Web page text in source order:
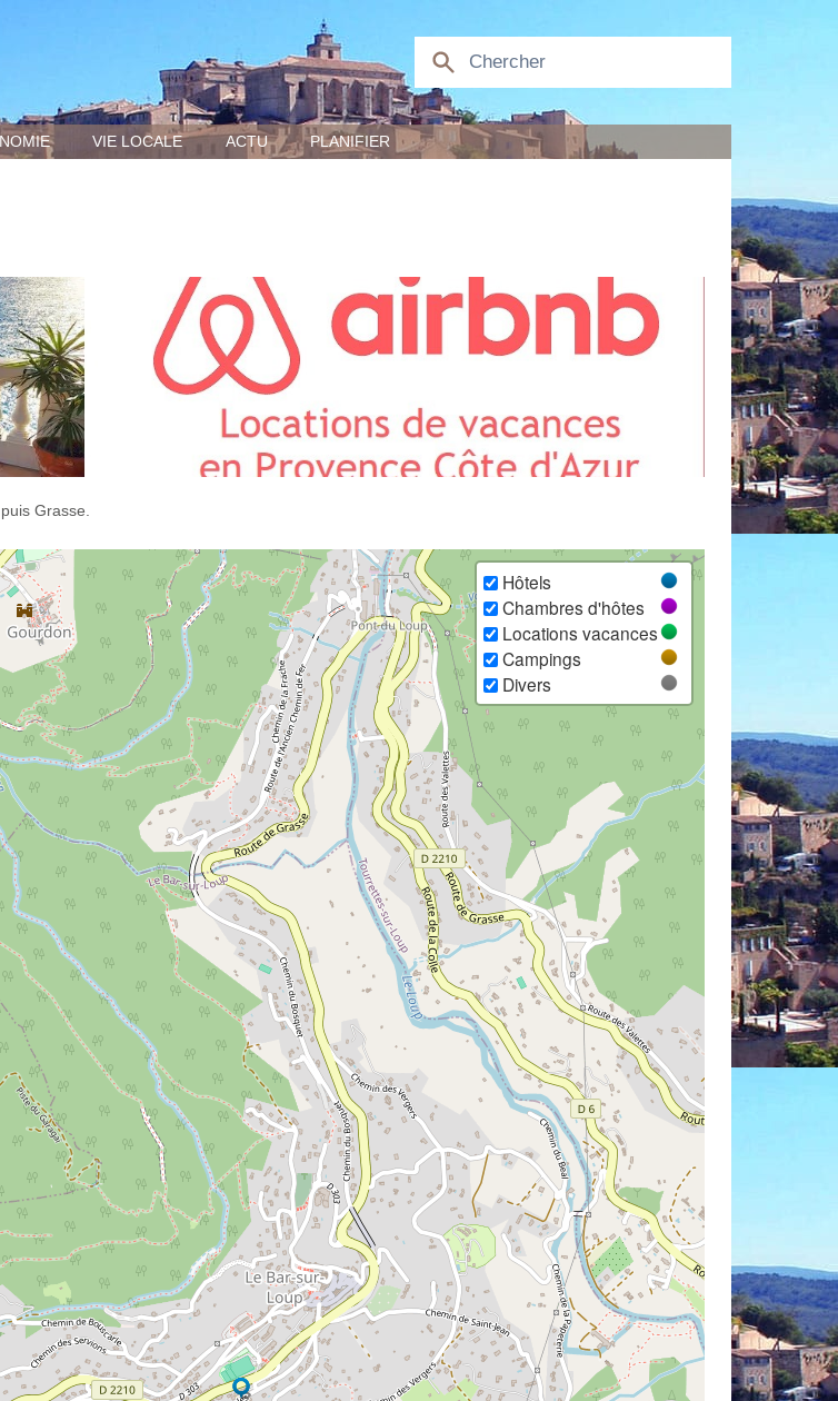
VIE LOCALE ACTU PLANIFIER
Grasse.
Hôtels
Chambres d'hôtes
Locations vacances
Campings
Divers